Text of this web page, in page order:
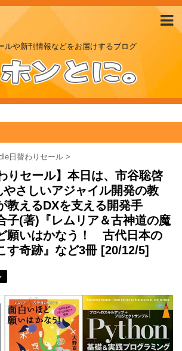
ルや新刊情報などをお届けするブログ
日替わりセール >
りセール】本日は、市谷聡啓
さしいアジャイル開発の教
えるDXを支える開発手
子(著)『レムリア＆古神道の魔
願いはかなう！ 古代日本の
す奇跡』など3冊 [20/12/5]